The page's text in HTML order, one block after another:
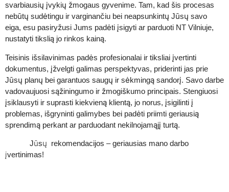
svarbiausių įvykių žmogaus gyvenime. Tam, kad šis procesas
nebūtų sudėtingu ir varginančiu bei neapsunkintų Jūsų savo
eiga, esu pasiryžusi Jums padėti įsigyti ar parduoti NT Vilniuje,
nustatyti tikslią jo rinkos kainą.
Teisinis išsilavinimas padės profesionalai ir tiksliai įvertinti
dokumentus, įžvelgti galimas perspektyvas, priderinti jas prie
Jūsų planų bei garantuos saugų ir sėkmingą sandorį. Savo darbe
vadovaujuosi sąžiningumo ir žmogiškumo principais. Stengiuosi
įsiklausyti ir suprasti kiekvieną klientą, jo norus, įsigilinti į
problemas, išgryninti galimybes bei padėti priimti geriausią
sprendimą perkant ar parduodant nekilnojamąjį turtą.
Jūsų rekomendacijos – geriausias mano darbo
įvertinimas!